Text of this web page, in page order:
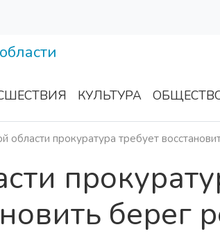
КУЛЬТУРА
области прокуратура требует
берег